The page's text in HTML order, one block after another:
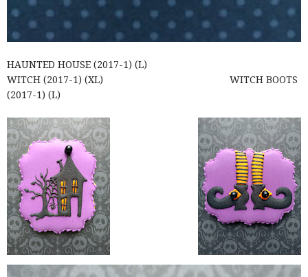
HAUNTED HOUSE (2017-1) (L)
WITCH (2017-1) (XL) WITCH BOOTS
(2017-1) (L)